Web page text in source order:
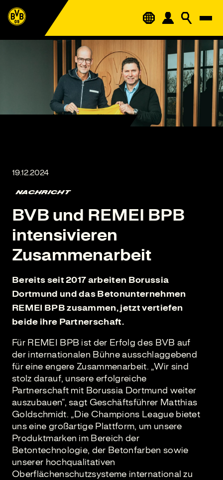
NACHRICHT
BVB und REMEI BPB
intensivieren
Zusammenarbeit
Bereits seit 2017 arbeiten Borussia
Dortmund und das Betonunternehmen
REMEI BPB zusammen, jetzt vertiefen
beide ihre Partnerschaft.
Für REMEI BPB ist der Erfolg des BVB auf
der internationalen Bühne ausschlaggebend
für eine engere Zusammenarbeit. „Wir sind
stolz darauf, unsere erfolgreiche
Partnerschaft mit Borussia Dortmund weiter
auszubauen“, sagt Geschäftsführer Matthias
Goldschmidt. „Die Champions League bietet
uns eine großartige Plattform, um unsere
Produktmarken im Bereich der
Betontechnologie, der Betonfarben sowie
unserer hochqualitativen
Oberflächenschutzsysteme international zu